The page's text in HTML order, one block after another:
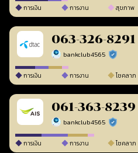
การเงิน การงาน สุขภาพ
063-326-8291
bankclub4565 ร้านยืนยันแล้ว
การเงิน การงาน โชคลาภ
061-363-8239
bankclub4565 ร้านยืนยันแล้ว
การเงิน การงาน โชคลาภ